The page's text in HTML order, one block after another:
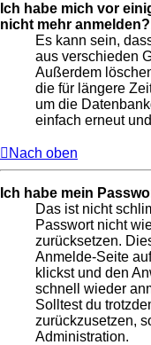
Ich habe mich vor
nicht mehr
Es kann sein,
aus verschieden
Außerdem
die für längere
um die
einfach erneut
Nach oben
Ich habe mein
Das ist nicht
Passwort nicht
zurücksetzen.
Anmelde-Seite
klickst und den
schnell wieder
Solltest du
zurückzusetzen,
Administration.